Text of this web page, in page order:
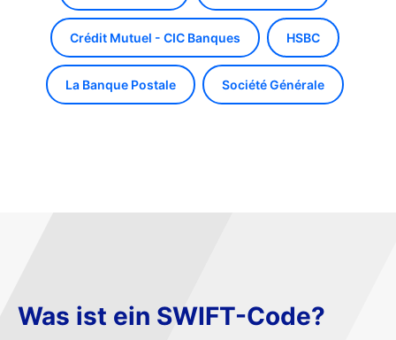
Crédit Mutuel - CIC Banques HSBC
La Banque Postale Société Générale
Was ist ein SWIFT-Code?